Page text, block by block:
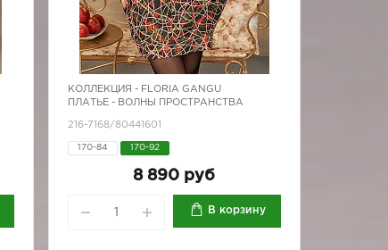
КОЛЛЕКЦИЯ - FLORIA GANGU
ПЛАТЬЕ - ВОЛНЫ ПРОСТРАНСТВА
216-7168/80441601
170-84 170-92
8 890 руб
В корзину